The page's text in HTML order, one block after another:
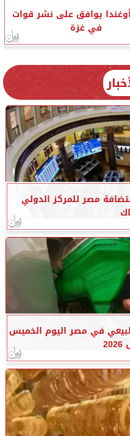
يوافق على نشر قوات
في غزة
مصر للمركز الدولي
في مصر اليوم الخميس